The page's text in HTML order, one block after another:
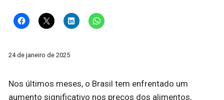
24 de janeiro de 2025
Nos últimos meses, o Brasil tem enfrentado um
aumento significativo nos preços dos alimentos,